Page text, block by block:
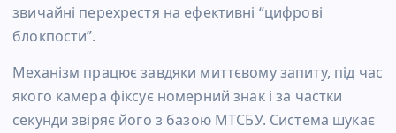
звичайні перехрестя на ефективні “цифрові
блокпости”.
Механізм працює завдяки миттєвому запиту, під час
якого камера фіксує номерний знак і за частки
секунди звіряє його з базою МТСБУ. Система шукає